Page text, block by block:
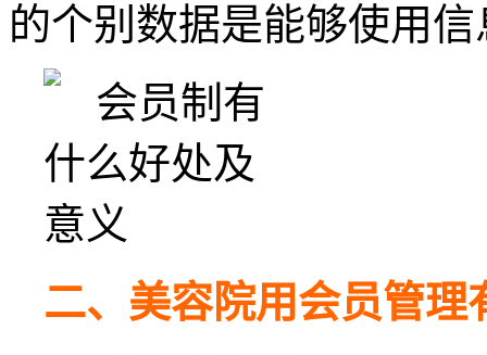
的个别数据是能够使用
二、美容院用会员管理